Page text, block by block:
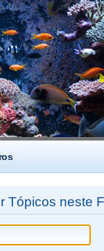
Tópicos neste